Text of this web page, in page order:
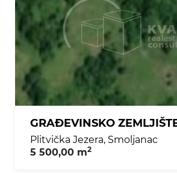
Plitvička Jezera, Smoljanac
5 500,00 m2